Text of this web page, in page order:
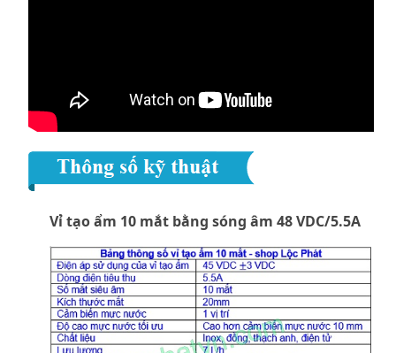
Vỉ tạo ẩm 10 mắt bằng sóng âm 48 VDC/5.5A